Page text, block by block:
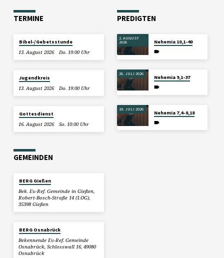
TERMINE
Bibel-/Gebetsstunde
13. August 2026
Do. 19:00 Uhr
Jugendkreis
13. August 2026
Do. 19:00 Uhr
Gottesdienst
16. August 2026
So. 10:00 Uhr
PREDIGTEN
2. AUGUST
2026 Nehemia 10,1-40
26. JULI 2026
Nehemia 9,1-37
19. JULI 2026
Nehemia 7,4–8,18
GEMEINDEN
BERG Gießen
Bek. Ev.-Ref. Gemeinde in Gießen,
Robert-Bosch-Straße 14 (1.OG),
35398 Gießen
BERG Osnabrück
Bekennende Ev.-Ref. Gemeinde
Osnabrück, Schlosswall 16, 49080
Osnabrück